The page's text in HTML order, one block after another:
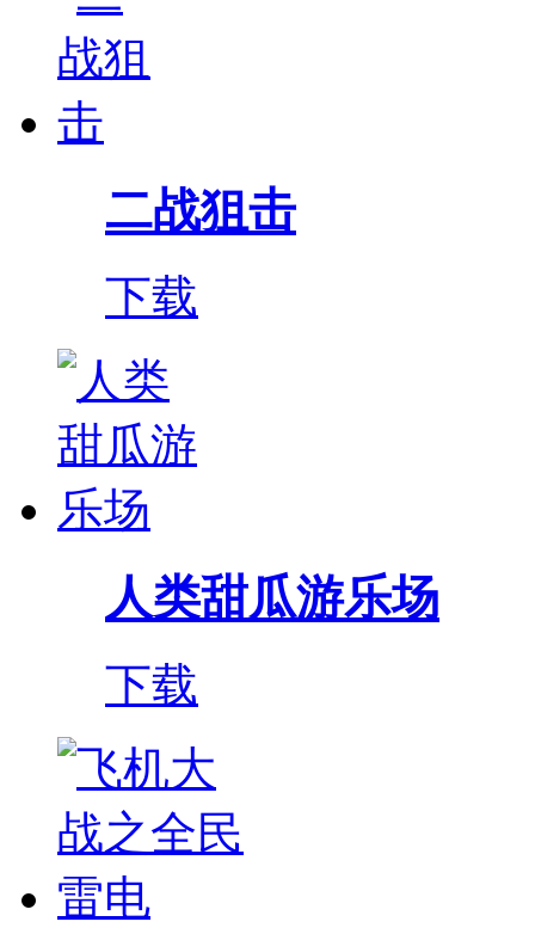
二战狙击
下载
人类甜瓜游乐场
下载